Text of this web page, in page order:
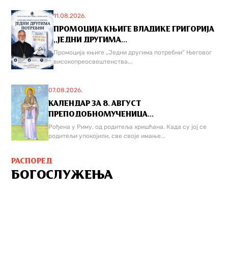
11.08.2026.
ПРОМОЦИЈА КЊИГЕ ВЛАДИКЕ ГРИГОРИЈА
,,ЈЕДНИ ДРУГИМА...
Промоција књиге „Једни другима потребни“ Његовог
високопреосвештенства...
07.08.2026.
КАЛЕНДАР ЗА 8. АВГУСТ
ПРЕПОДОБНОМУЧЕНИЦА...
Рођена у Риму, од родитеља хришћана. Када су јој се
родитељи упокојили, све своје имање...
РАСПОРЕД
БОГОСЛУЖЕЊА